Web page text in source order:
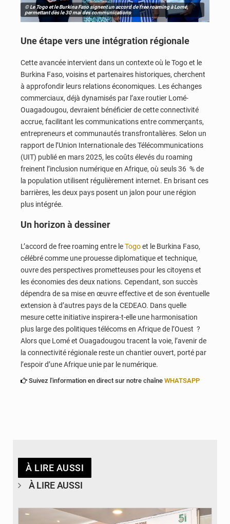
© Le Togo et le Burkina Faso signent un accord de free roaming à Lomé,
permettant dès le 30 mai des communications
Une étape vers une intégration régionale
Cette avancée intervient dans un contexte où le Togo et le
Burkina Faso, voisins et partenaires historiques, cherchent
à approfondir leurs relations économiques. Les échanges
commerciaux, déjà dynamisés par l’axe routier Lomé-
Ouagadougou, devraient bénéficier de cette connectivité
accrue, facilitant les communications entre commerçants,
entrepreneurs et communautés transfrontalières. Selon un
rapport de l’Union Internationale des Télécommunications
(UIT) publié en mars 2025, les coûts élevés du roaming
freinent l’inclusion numérique en Afrique, où seuls 36 % de
la population utilisent régulièrement internet. En brisant ces
barrières, les deux pays posent un jalon pour une région
plus intégrée.
Un horizon à dessiner
L’accord de free roaming entre leTogoet le Burkina Faso,
célébré comme une prouesse diplomatique et technique,
ouvre des perspectives prometteuses pour les citoyens et
les économies des deux nations. Cependant, son succès
dépendra de sa mise en œuvre effective et de son éventuelle
extension à d’autres pays de la CEDEAO. Dans quelle
mesure cette initiative inspirera-t-elle une harmonisation
plus large des politiques télécoms en Afrique de l’Ouest ?
Alors que Lomé et Ouagadougou tracent la voie, l’avenir de
la connectivité régionale reste un chantier ouvert, porté par
l’espoir d’une Afrique unie par le numérique.
Suivez l'information en direct sur notre chaîne WHATSAPP
À LIRE AUSSI
À LIRE AUSSI